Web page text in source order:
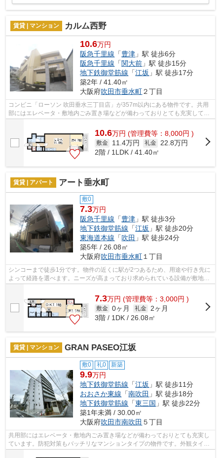
賃貸 | マンション カルム西野
10.6万円
阪急千里線 「豊津 」駅 徒歩6分
阪急千里線 「関大前 」駅 徒歩15分
地下鉄御堂筋線 「江坂 」駅 徒歩17分
築2年 / 41.40㎡
大阪府吹田市垂水町２丁目
コンビニ「ローソン 吹田垂水三丁目店」が357m以内にある物件です。共用
部にはエレベータ・敷地内ごみ置き場などが備わっておりとても充実してい
ます。こちらの物件はマンションです。...
10.6万円 (管理費等：8,000円 )
敷金 11.4万円 礼金 22.8万円
2階 / 1LDK / 41.40㎡
賃貸 | アパート アート垂水町
敷0
7.3万円
阪急千里線 「豊津 」駅 徒歩3分
地下鉄御堂筋線 「江坂 」駅 徒歩20分
東海道本線 「吹田 」駅 徒歩24分
築5年 / 26.08㎡
大阪府吹田市垂水町１丁目
シンコーまで徒歩1分です。物件の近くに駅が2つあるため、用途や行き先に
よって経路を選べます。ニーズが高まっており求められている設備が敷地内
7.3万円 (管理費等：3,000円 )
敷金 0ヶ月 礼金
2ヶ月
3階 / 1DK / 26.08㎡
賃貸 | マンション GRAN PASEO江坂
敷0 礼0 新築
9.9万円
地下鉄御堂筋線 「江坂 」駅 徒歩11分
おおさか東線 「南吹田 」駅 徒歩18分
地下鉄御堂筋線 「東三国 」駅 徒歩22分
築1年未満 / 30.00㎡
大阪府吹田市南吹田 ５丁目
共用部にはエレベータ・敷地内ごみ置き場などが備わっておりとても充実し
ています。防犯対策もバッチリなマンションタイプの物件です。外観タイル